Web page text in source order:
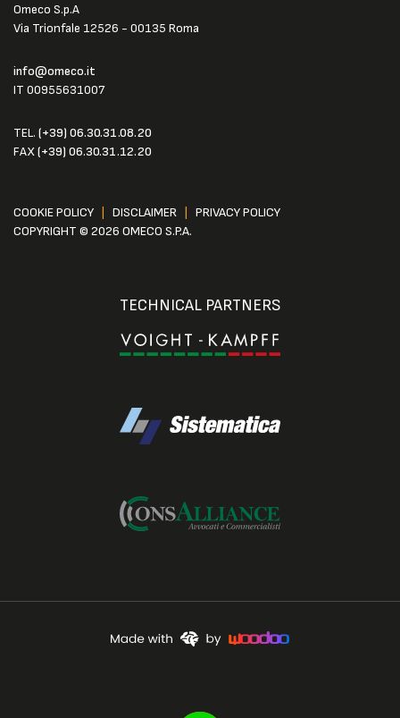
Omeco S.p.A
Via Trionfale 12526 - 00135 Roma
info@omeco.it
IT 00955631007
TEL. (+39) 06.30.31.08.20
FAX(+39) 06.30.31.12.20
COOKIE POLICY DISCLAIMER
PRIVACY POLICY
COPYRIGHT © 2026 OMECO S.P.A.
TECHNICAL PARTNERS